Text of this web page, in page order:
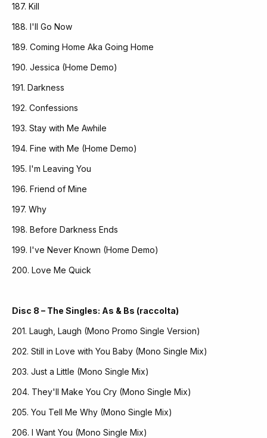
187. Kill
188. I'll Go Now
189. Coming Home Aka Going Home
190. Jessica (Home Demo)
191. Darkness
192. Confessions
193. Stay with Me Awhile
194. Fine with Me (Home Demo)
195. I'm Leaving You
196. Friend of Mine
197. Why
198. Before Darkness Ends
199. I've Never Known (Home Demo)
200. Love Me Quick
Disc 8 – The Singles: As & Bs (raccolta)
201. Laugh, Laugh (Mono Promo Single Version)
202. Still in Love with You Baby (Mono Single Mix)
203. Just a Little (Mono Single Mix)
204. They'll Make You Cry (Mono Single Mix)
205. You Tell Me Why (Mono Single Mix)
206. I Want You (Mono Single Mix)